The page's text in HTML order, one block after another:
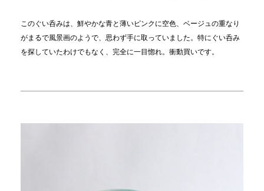
このぐい呑みは、鮮やかな青と薄いピンクに空色、ベージュの重なり
がまるで風景画のようで、思わず手に取っていました。特にぐい呑み
を探していたわけでもなく、完全に一目惚れ。衝動買いです。